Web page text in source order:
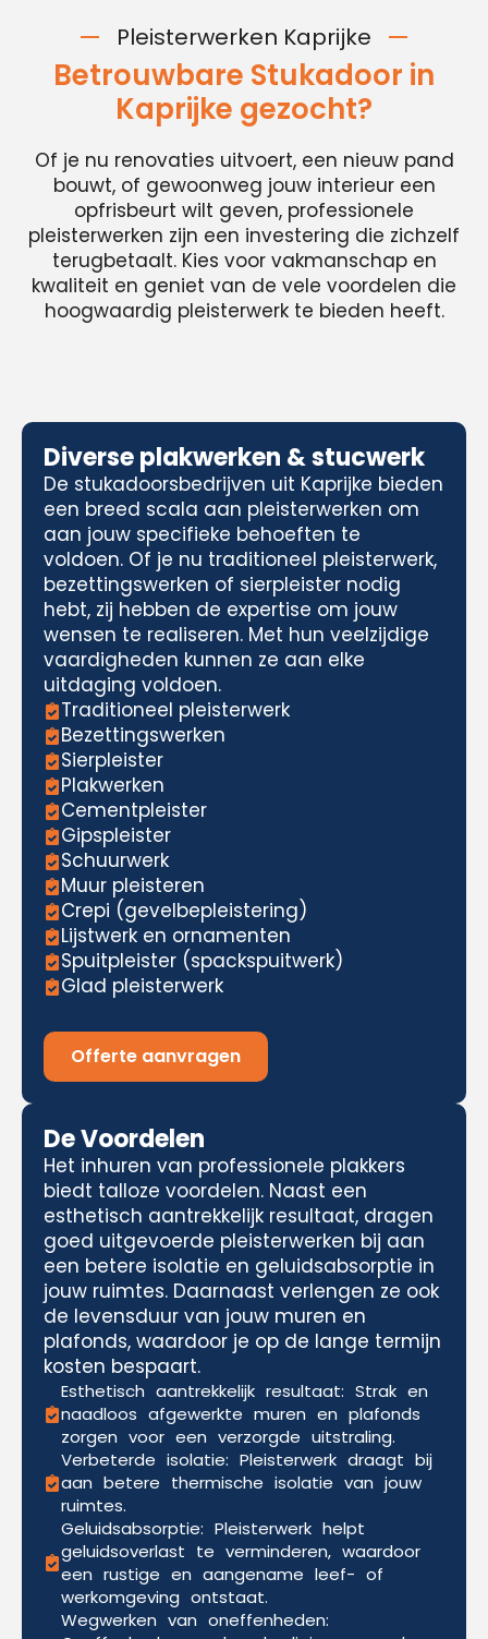
Pleisterwerken Kaprijke
Betrouwbare Stukadoor in
Kaprijke gezocht?
Of je nu renovaties uitvoert, een nieuw pand
bouwt, of gewoonweg jouw interieur een
opfrisbeurt wilt geven, professionele
pleisterwerken zijn een investering die zichzelf
terugbetaalt. Kies voor vakmanschap en
kwaliteit en geniet van de vele voordelen die
hoogwaardig pleisterwerk te bieden heeft.
Diverse plakwerken & stucwerk
De stukadoorsbedrijven uit Kaprijke bieden
een breed scala aan pleisterwerken om
aan jouw specifieke behoeften te
voldoen. Of je nu traditioneel pleisterwerk,
bezettingswerken of sierpleister nodig
hebt, zij hebben de expertise om jouw
wensen te realiseren. Met hun veelzijdige
vaardigheden kunnen ze aan elke
uitdaging voldoen.
Traditioneel pleisterwerk
Bezettingswerken
Sierpleister
Plakwerken
Cementpleister
Gipspleister
Schuurwerk
Muur pleisteren
Crepi (gevelbepleistering)
Lijstwerk en ornamenten
Spuitpleister (spackspuitwerk)
Glad pleisterwerk
Offerte aanvragen
De Voordelen
Het inhuren van professionele plakkers
biedt talloze voordelen. Naast een
esthetisch aantrekkelijk resultaat, dragen
goed uitgevoerde pleisterwerken bij aan
een betere isolatie en geluidsabsorptie in
jouw ruimtes. Daarnaast verlengen ze ook
de levensduur van jouw muren en
plafonds, waardoor je op de lange termijn
kosten bespaart.
Esthetisch aantrekkelijk resultaat: Strak en
naadloos afgewerkte muren en plafonds
zorgen voor een verzorgde uitstraling.
Verbeterde isolatie: Pleisterwerk draagt bij
aan betere thermische isolatie van jouw
ruimtes.
Geluidsabsorptie: Pleisterwerk helpt
geluidsoverlast te verminderen, waardoor
een rustige en aangename leef- of
werkomgeving ontstaat.
Wegwerken van oneffenheden: